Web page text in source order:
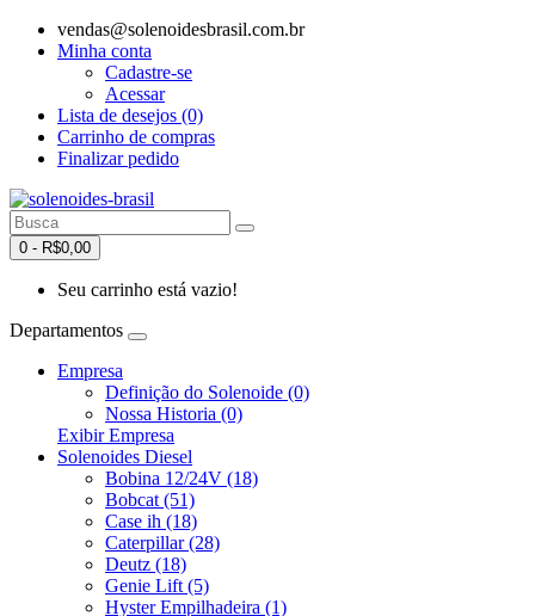
vendas@solenoidesbrasil.com.br
Minha conta
Cadastre-se
Acessar
Lista de desejos (0)
Carrinho de compras
Finalizar pedido
0 - R$0,00
Seu carrinho está vazio!
Departamentos
Empresa
Definição do Solenoide (0)
Nossa Historia (0)
Exibir Empresa
Solenoides Diesel
Bobina 12/24V (18)
Bobcat (51)
Case ih (18)
Caterpillar (28)
Deutz (18)
Genie Lift (5)
Hyster Empilhadeira (1)